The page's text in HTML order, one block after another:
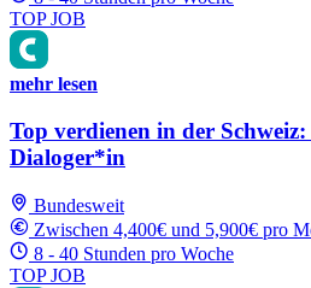
TOP JOB
mehr lesen
Top verdienen in der
Dialoger*in
Bundesweit
Zwischen 4,400€ und 5,900€ pro
8 - 40 Stunden pro Woche
TOP JOB